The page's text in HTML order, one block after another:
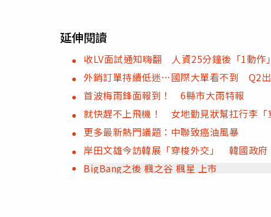
延伸閱讀
收LV面試通知嗨翻 人資25分鐘後「1動
外銷訂單持續低迷…國際大單看不到 Q2
首波梅雨鋒面報到！ 6縣市大雨特報
就快趕不上飛機！ 女地勤見狀幫扛行李
更多最新熱門議題：中聯致癌油風暴
岸田文雄今訪韓展「穿梭外交」 韓國政
BigBang之後 楓之谷 楓星 上市